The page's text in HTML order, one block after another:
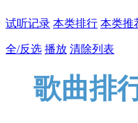
试听记录 本类排行 本类推
全/反选 播放 清除列表
歌曲排